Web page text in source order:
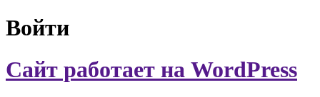
Войти
Сайт работает на WordPress